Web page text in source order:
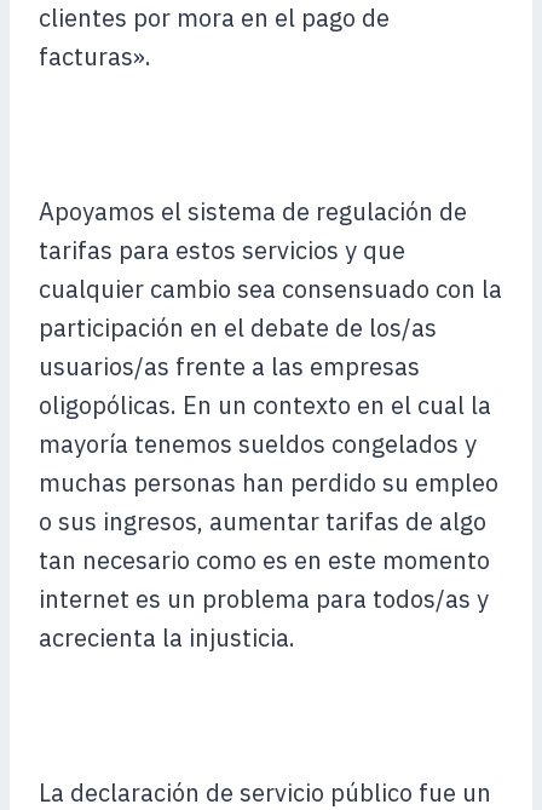
clientes por mora en el pago de
facturas».
Apoyamos el sistema de regulación de
tarifas para estos servicios y que
cualquier cambio sea consensuado con la
participación en el debate de los/as
usuarios/as frente a las empresas
oligopólicas. En un contexto en el cual la
mayoría tenemos sueldos congelados y
muchas personas han perdido su empleo
o sus ingresos, aumentar tarifas de algo
tan necesario como es en este momento
internet es un problema para todos/as y
acrecienta la injusticia.
La declaración de servicio público fue un